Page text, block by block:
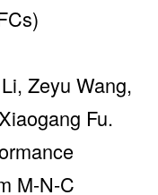
Zeyu Wang,
Fu.
M-N-C